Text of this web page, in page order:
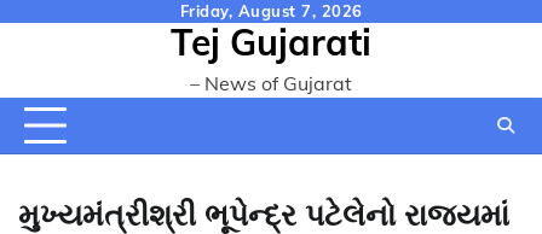
Friday, August 7, 2026
Tej Gujarati
– News of Gujarat
મુખ્યમંત્રીશ્રી ભૂપેન્દ્ર પટેલેનો રાજ્યમાં